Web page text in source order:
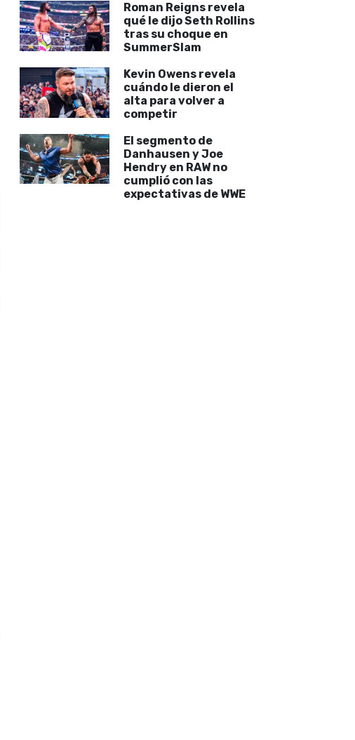
Roman Reigns revela
qué le dijo Seth Rollins
tras su choque en
SummerSlam
Kevin Owens revela
cuándo le dieron el
alta para volver a
competir
El segmento de
Danhausen y Joe
Hendry en RAW no
cumplió con las
expectativas de WWE